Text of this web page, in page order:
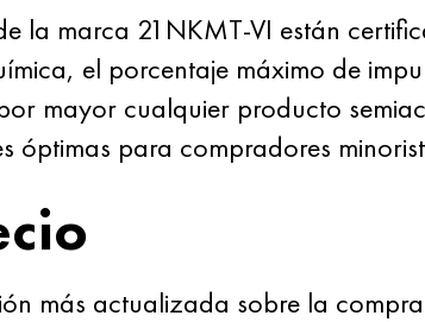
la marca 21NKMT-VI están
el porcentaje máximo de
mayor cualquier producto
óptimas para compradores
más actualizada sobre la